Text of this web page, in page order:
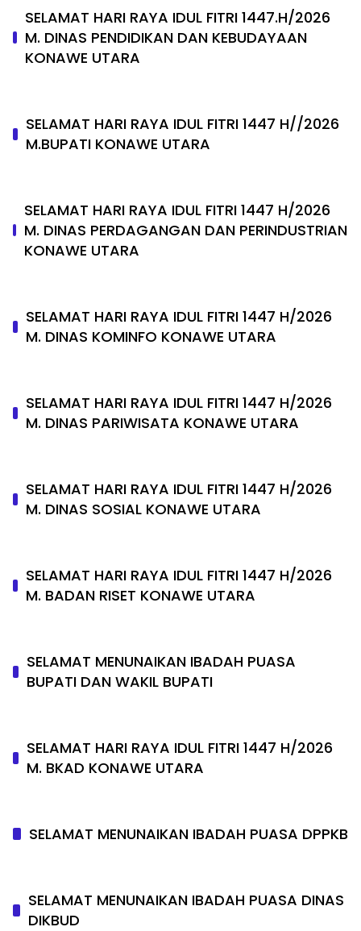
SELAMAT HARI RAYA IDUL FITRI 1447.H/2026
M. DINAS PENDIDIKAN DAN KEBUDAYAAN
KONAWE UTARA
SELAMAT HARI RAYA IDUL FITRI 1447 H//2026
M.BUPATI KONAWE UTARA
SELAMAT HARI RAYA IDUL FITRI 1447 H/2026
M. DINAS PERDAGANGAN DAN PERINDUSTRIAN
KONAWE UTARA
SELAMAT HARI RAYA IDUL FITRI 1447 H/2026
M. DINAS KOMINFO KONAWE UTARA
SELAMAT HARI RAYA IDUL FITRI 1447 H/2026
M. DINAS PARIWISATA KONAWE UTARA
SELAMAT HARI RAYA IDUL FITRI 1447 H/2026
M. DINAS SOSIAL KONAWE UTARA
SELAMAT HARI RAYA IDUL FITRI 1447 H/2026
M. BADAN RISET KONAWE UTARA
SELAMAT MENUNAIKAN IBADAH PUASA
BUPATI DAN WAKIL BUPATI
SELAMAT HARI RAYA IDUL FITRI 1447 H/2026
M. BKAD KONAWE UTARA
SELAMAT MENUNAIKAN IBADAH PUASA DPPKB
SELAMAT MENUNAIKAN IBADAH PUASA DINAS
DIKBUD